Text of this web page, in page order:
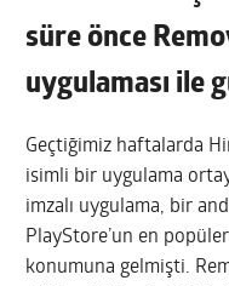
süre önce
uygulaması ile
Geçtiğimiz haftalarda
isimli bir uygulama
imzalı uygulama, bir
PlayStore’un en
konumuna gelmişti.